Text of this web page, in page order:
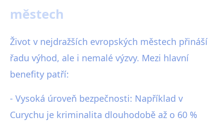
městech
Život v nejdražších evropských městech přináší
řadu výhod, ale i nemalé výzvy. Mezi hlavní
benefity patří:
- Vysoká úroveň bezpečnosti: Například v
Curychu je kriminalita dlouhodobě až o 60 %